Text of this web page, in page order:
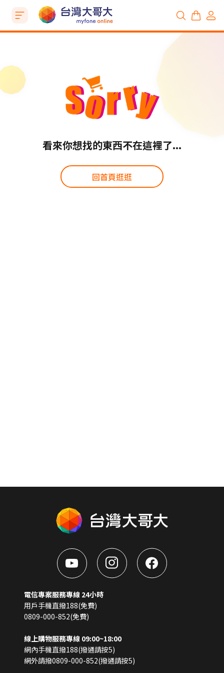
看來你想找的東西不在這裡了...
回首頁逛逛
電信專案服務專線 24小時
用戶手機直撥188(免費)
0809-000-852(免費)
線上購物服務專線 09:00~18:00
網內手機直撥188(撥通請按5)
網外請撥0809-000-852(撥通請按5)